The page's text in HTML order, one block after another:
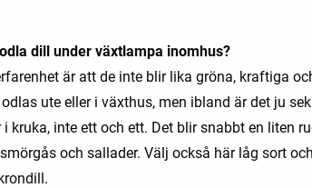
dill under växtlampa inomhus?
är att de inte blir lika gröna, kraftiga
ute eller i växthus, men ibland är det ju
kruka, inte ett och ett. Det blir snabbt en liten
och sallader. Välj också här låg sort